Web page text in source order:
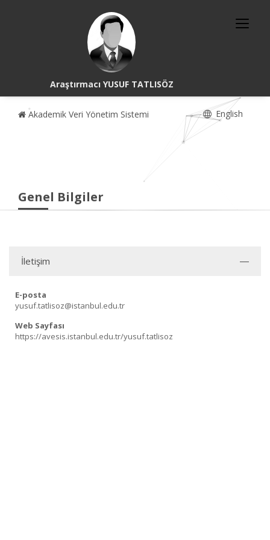
Araştırmacı YUSUF TATLISÖZ
Akademik Veri Yönetim Sistemi English
Genel Bilgiler
İletişim
E-posta
yusuf.tatlisoz@istanbul.edu.tr
Web Sayfası
https://avesis.istanbul.edu.tr/yusuf.tatlisoz